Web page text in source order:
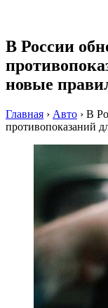
В России
новые
Главная › Авто › В
противопоказаний